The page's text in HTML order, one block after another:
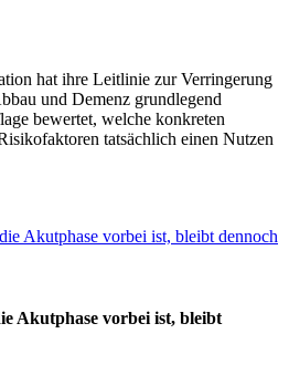
hat ihre Leitlinie zur Verringerung
und Demenz grundlegend
bewertet, welche konkreten
tatsächlich einen Nutzen
Akutphase vorbei ist, bleibt